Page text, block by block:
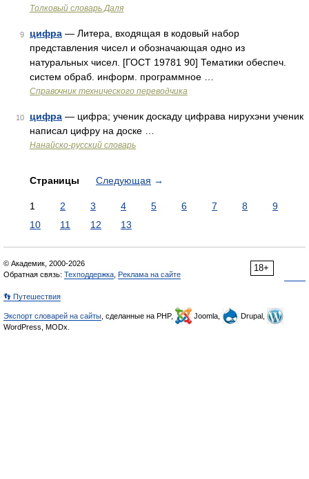
Толковый словарь Даля
9 цифра — Литера, входящая в кодовый набор
представления чисел и обозначающая одно из
натуральных чисел. [ГОСТ 19781 90] Тематики обеспеч.
систем обраб. информ. программное …
Справочник технического переводчика
10 цифра — цифра; ученик доскаду цифрава нирухэни ученик
написал цифру на доске …
Нанайско-русский словарь
Страницы Следующая →
1 2 3 4 5 6 7 8
9
10
11 12 13
18+
© Академик, 2000-2026
Обратная связь: Техподдержка Реклама на сайте
👣 Путешествия
Экспорт словарей на сайты , сделанные на PHP, Joomla,
Drupal,
WordPress, MODx.